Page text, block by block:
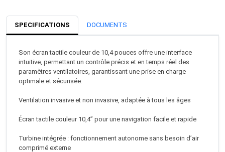
SPECIFICATIONS DOCUMENTS
Son écran tactile couleur de 10,4 pouces offre une interface
intuitive, permettant un contrôle précis et en temps réel des
paramètres ventilatoires, garantissant une prise en charge
optimale et sécurisée.
Ventilation invasive et non invasive, adaptée à tous les âges
Écran tactile couleur 10,4” pour une navigation facile et rapide
Turbine intégrée : fonctionnement autonome sans besoin d’air
comprimé externe